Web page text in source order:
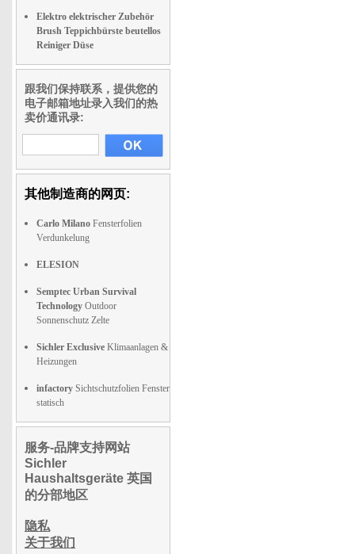
Elektro elektrischer Zubehör
Brush Teppichbürste beutellos
Reiniger Düse
跟我们保持联系，提供您的
电子邮箱地址录入我们的热
卖价通讯录:
其他制造商的网页:
Carlo Milano Fensterfolien
Verdunkelung
ELESION
Semptec Urban Survival
Technology Outdoor
Sonnenschutz Zelte
Sichler Exclusive Klimaanlagen &
Heizungen
infactory Sichtschutzfolien Fenster
statisch
服务-品牌支持网站
Sichler
Haushaltsgeräte 英国
的分部地区
隐私
关于我们